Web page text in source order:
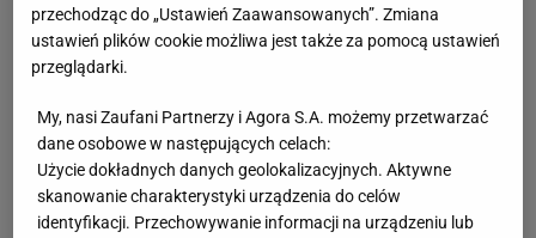
przechodząc do „Ustawień Zaawansowanych”. Zmiana
ustawień plików cookie możliwa jest także za pomocą ustawień
przeglądarki.
My, nasi Zaufani Partnerzy i Agora S.A. możemy przetwarzać
dane osobowe w następujących celach:
Użycie dokładnych danych geolokalizacyjnych. Aktywne
skanowanie charakterystyki urządzenia do celów
identyfikacji. Przechowywanie informacji na urządzeniu lub